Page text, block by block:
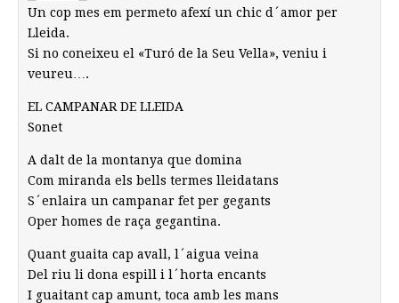
Un cop mes em permeto afexí un chic d´amor per
Lleida.
Si no coneixeu el «Turó de la Seu Vella», veniu i
veureu….
EL CAMPANAR DE LLEIDA
Sonet
A dalt de la montanya que domina
Com miranda els bells termes lleidatans
S´enlaira un campanar fet per gegants
Oper homes de raça gegantina.
Quant guaita cap avall, l´aigua veina
Del riu li dona espill i l´horta encants
I guaitant cap amunt, toca amb les mans